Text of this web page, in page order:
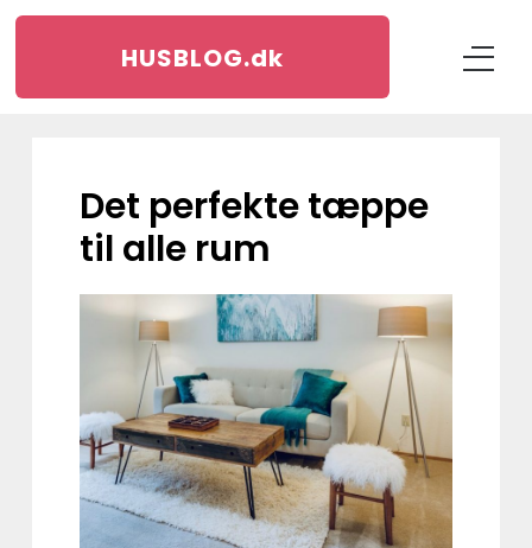
HUSBLOG.dk
Det perfekte tæppe
til alle rum